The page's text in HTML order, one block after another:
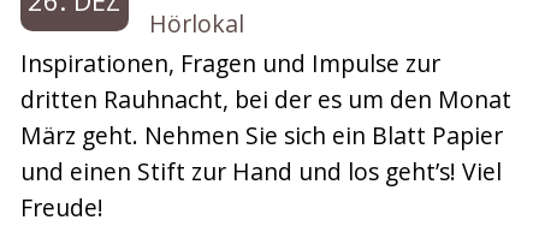
Hörlokal
Inspirationen, Fragen und Impulse zur
dritten Rauhnacht, bei der es um den Monat
März geht. Nehmen Sie sich ein Blatt Papier
und einen Stift zur Hand und los geht’s! Viel
Freude!